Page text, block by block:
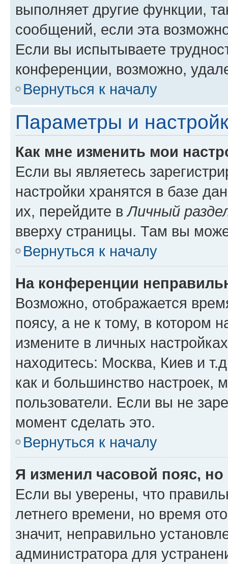
выполняет другие функции,
сообщений, если эта
Если вы испытываете
конференции, возможно,
Вернуться к началу
Параметры и
Как мне изменить мои
Если вы являетесь
настройки хранятся в базе
их, перейдите вЛичный
вверху страницы. Там вы
Вернуться к началу
На конференции
Возможно, отображается
поясу, а не к тому, в котором
измените в личных
находитесь: Москва, Киев и
как и большинство настроек,
пользователи. Если вы не
момент сделать это.
Вернуться к началу
Я изменил часовой пояс,
Если вы уверены, что
летнего времени, но время
значит, неправильно
администратора для